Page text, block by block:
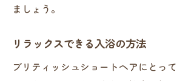
ましょう。
リラックスできる入浴の方法
ブリティッシュショートヘアにとっ